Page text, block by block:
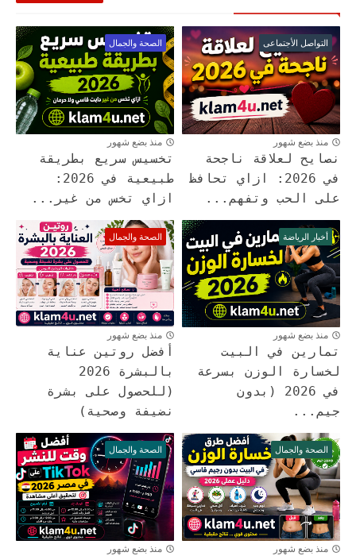
التواصل الأجتماعى
منذ بضع شهور
نصايح لعلاقة ناجحة
في 2026: ازاي تحافظ
على الحب وتفهم...
الصحة والجمال
منذ بضع شهور
تخسيس سريع بطريقة
طبيعية في 2026:
ازاي تخس من غير...
أخبار الرياضة
منذ بضع شهور
تمارين في البيت
لخسارة الوزن بسرعة
في 2026 (بدون
جيم...
الصحة والجمال
منذ بضع شهور
أفضل روتين عناية
بالبشرة 2026
(للحصول على بشرة
نضيفة وصحية)
الصحة والجمال
منذ بضع شهور
الصحة والجمال
منذ بضع شهور